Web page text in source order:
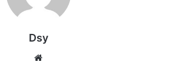
Dsy